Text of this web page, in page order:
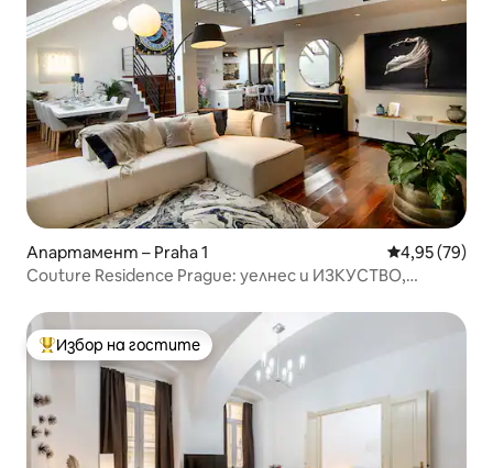
Апартамент – Praha 1 Средна
4,95 (79)
Couture Residence Prague: уелнес и ИЗКУСТВО,
Най-популярен избор на гостите
Избор на гостите